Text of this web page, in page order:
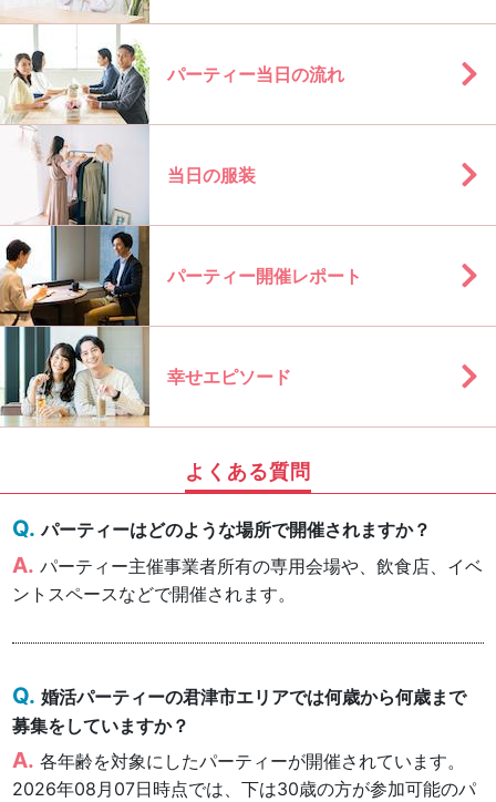
パーティー当日の流れ
当日の服装
パーティー開催レポート
幸せエピソード
よくある質問
パーティーはどのような場所で開催されますか？
パーティー主催事業者所有の専用会場や、飲食店、イベ
ントスペースなどで開催されます。
婚活パーティーの君津市エリアでは何歳から何歳まで
募集をしていますか？
各年齢を対象にしたパーティーが開催されています。
2026年08月07日時点では、下は30歳の方が参加可能のパ